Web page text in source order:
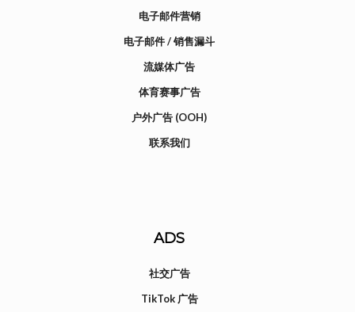
电子邮件营销
电子邮件 / 销售漏斗
流媒体广告
体育赛事广告
户外广告 (OOH)
联系我们
ADS
社交广告
TikTok 广告